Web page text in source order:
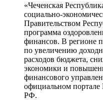
«Чеченская
социально-
Правительством
программа
финансов. В регионе
по увеличению
расходов бюджета,
экономики и
финансового
официальном
РФ.